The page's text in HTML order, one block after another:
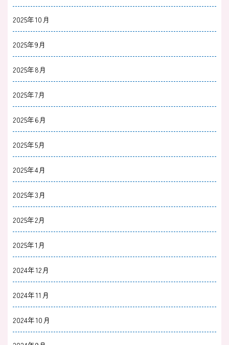
2025/09/28
「助けてほしい」うつ病でつらいときの相談先
や対処法
2025/08/31
うつ病が10年以上治らない理由とは？今後の生
活とrTMSという選択肢
2025/08/30
うつ病で人生めちゃくちゃ｜つらい気持ちをや
わらげる考え方とrTMS療法
2025/06/02
男性の産後うつ｜夫は育児に疲れている？
2025/03/31
冬季うつで仕事に行けないのは怠け？理由や自
分でできる対処法を解説
うつ病は遺伝する？仕組みや予防するためにで
2025年10月
2025年9月
2025年8月
2025年7月
2025年6月
2025年5月
2025年4月
2025年3月
2025年2月
2025年1月
2024年12月
2024年11月
2024年10月